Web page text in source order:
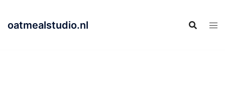
content
oatmealstudio.nl